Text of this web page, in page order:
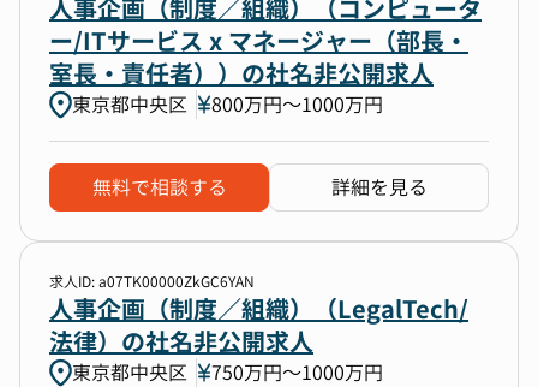
人事企画（制度／組織）（コンピュータ
ー/ITサービス x マネージャー（部長・
室長・責任者））の社名非公開求人
東京都中央区 800万円〜1000万円
無料で相談する 詳細を見る
求人ID: a07TK00000ZkGC6YAN
人事企画（制度／組織）（LegalTech/
法律）の社名非公開求人
東京都中央区 750万円〜1000万円